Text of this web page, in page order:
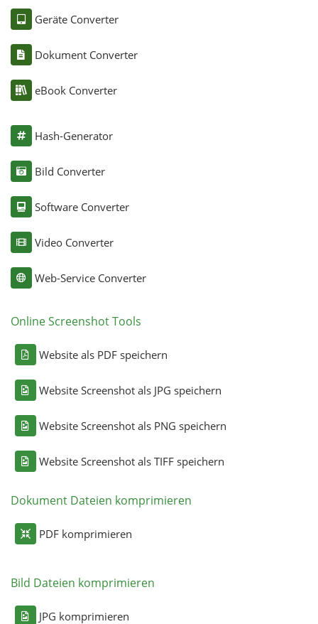
Geräte Converter
Dokument Converter
eBook Converter
Hash-Generator
Bild Converter
Software Converter
Video Converter
Web-Service Converter
Online Screenshot Tools
Website als PDF speichern
Website Screenshot als JPG speichern
Website Screenshot als PNG speichern
Website Screenshot als TIFF speichern
Dokument Dateien komprimieren
PDF komprimieren
Bild Dateien komprimieren
JPG komprimieren